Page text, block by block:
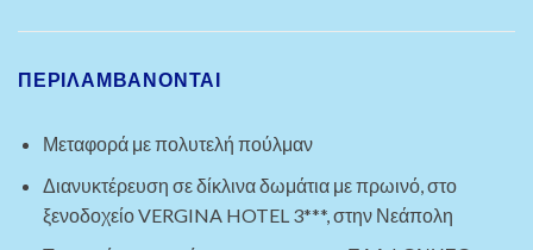
ΠΕΡΙΛΑΜΒΆΝΟΝΤΑΙ
Μεταφορά με πολυτελή πούλμαν
Διανυκτέρευση σε δίκλινα δωμάτια με πρωινό, στο
ξενοδοχείο VERGINA HOTEL 3***, στην Νεάπολη